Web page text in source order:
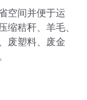
空间并便于运
秸秆、羊毛、
废塑料、废金